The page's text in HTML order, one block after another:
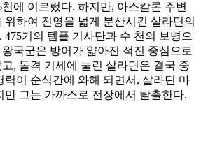
에 이르렀다. 하지만, 아스칼론 주변
위하여 진영을 넓게 분산시킨 살라딘의
기의 템플 기사단과 수 천의 보병으
국군은 방어가 얇아진 적진 중심으로
, 돌격 기세에 눌린 살라딘은 결국 중
력이 순식간에 와해 되면서, 살라딘 마
만 그는 가까스로 전장에서 탈출한다.